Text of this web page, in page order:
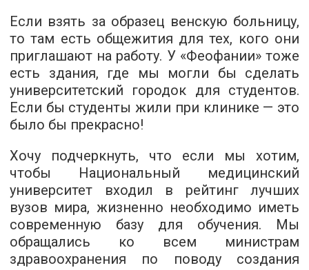
Если взять за образец венскую больницу,
то там есть общежития для тех, кого они
приглашают на работу. У «Феофании» тоже
есть здания, где мы могли бы сделать
университетский городок для студентов.
Если бы студенты жили при клинике — это
было бы прекрасно!
Хочу подчеркнуть, что если мы хотим,
чтобы Национальный медицинский
университет входил в рейтинг лучших
вузов мира, жизненно необходимо иметь
современную базу для обучения. Мы
обращались ко всем министрам
здравоохранения по поводу создания